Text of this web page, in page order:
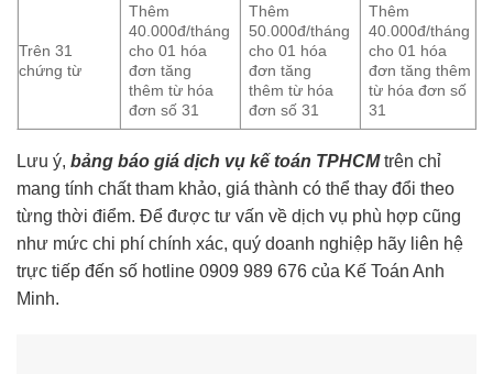
Trên 31
chứng từ
Thêm
40.000đ/tháng
cho 01 hóa
đơn tăng
thêm từ hóa
đơn số 31
Thêm
50.000đ/tháng
cho 01 hóa
đơn tăng
thêm từ hóa
đơn số 31
Thêm
40.000đ/tháng
cho 01 hóa
đơn tăng thêm
từ hóa đơn số
31
Lưu ý, bảng báo giá dịch vụ kế toán TPHCMtrên chỉ
mang tính chất tham khảo, giá thành có thể thay đổi theo
từng thời điểm. Để được tư vấn về dịch vụ phù hợp cũng
như mức chi phí chính xác, quý doanh nghiệp hãy liên hệ
trực tiếp đến số hotline 0909 989 676 của Kế Toán Anh
Minh.